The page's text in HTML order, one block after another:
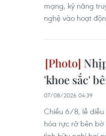
mạng, kỹ năng
nghệ vào hoạt
'khoe sắc'
07/08/2026 04:39
Chiều 6/8, lễ diễu
hóa rực rỡ bên bờ